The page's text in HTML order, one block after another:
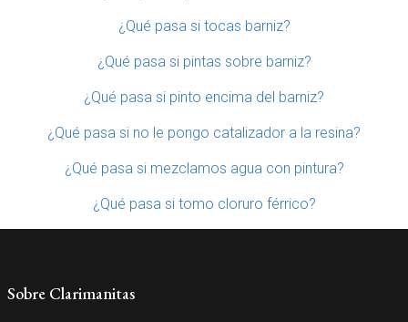
¿Qué pasa si tocas barniz?
¿Qué pasa si pintas sobre barniz?
¿Qué pasa si pinto encima del barniz?
¿Qué pasa si no le pongo catalizador a la resina?
¿Qué pasa si mezclamos agua con pintura?
¿Qué pasa si tomo cloruro férrico?
Sobre Clarimanitas